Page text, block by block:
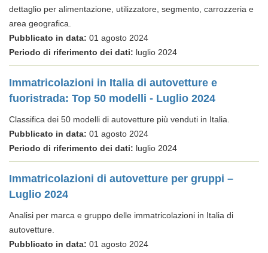
dettaglio per alimentazione, utilizzatore, segmento, carrozzeria e
area geografica.
Pubblicato in data: 01 agosto 2024
Periodo di riferimento dei dati: luglio 2024
Immatricolazioni in Italia di autovetture e
fuoristrada: Top 50 modelli - Luglio 2024
Classifica dei 50 modelli di autovetture più venduti in Italia.
Pubblicato in data: 01 agosto 2024
Periodo di riferimento dei dati: luglio 2024
Immatricolazioni di autovetture per gruppi –
Luglio 2024
Analisi per marca e gruppo delle immatricolazioni in Italia di
autovetture.
Pubblicato in data: 01 agosto 2024